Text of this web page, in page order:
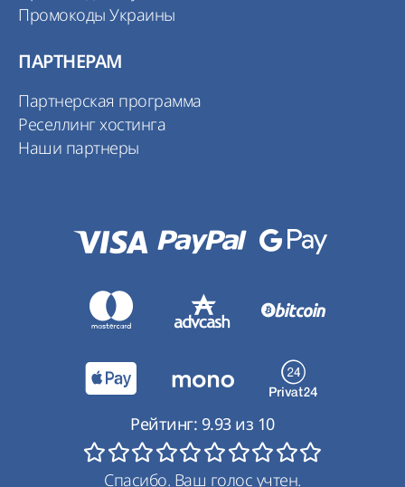
Промокоды Украины
ПАРТНЕРАМ
Партнерская программа
Реселлинг хостинга
Наши партнеры
Рейтинг: 9.93из 10
Спасибо. Ваш голос учтен.